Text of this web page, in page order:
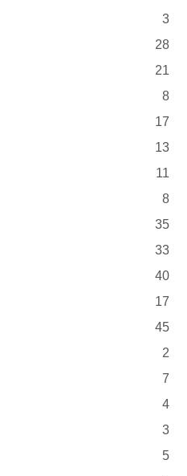
3
28
21
8
17
13
11
8
35
33
40
17
45
2
7
4
3
5